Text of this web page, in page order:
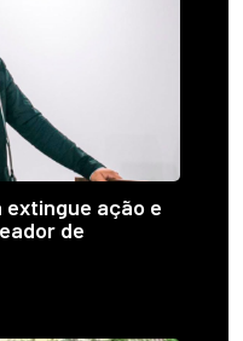
extingue ação e
de